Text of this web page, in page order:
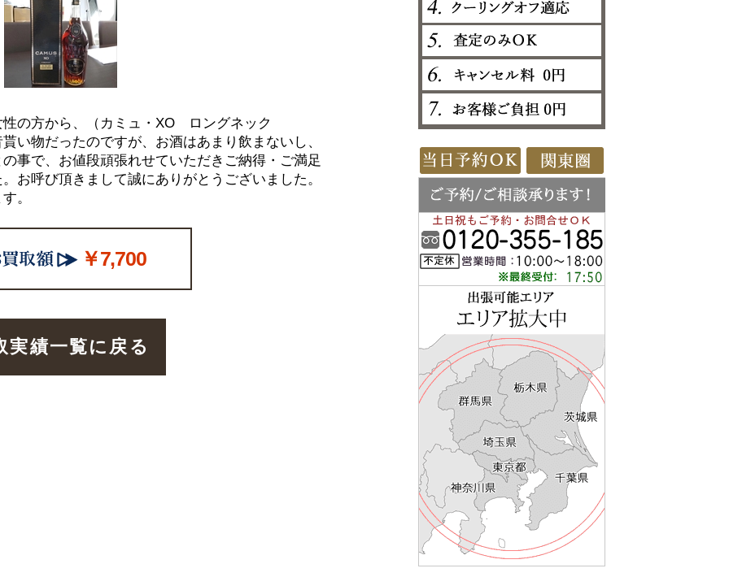
性の方から、（カミュ・XO ロングネック
い物だったのですが、お酒はあまり飲まないし、
事で、お値段頑張れせていただきご納得・ご満足
お呼び頂きまして誠にありがとうございました。
。
￥7,700
実績一覧に戻る